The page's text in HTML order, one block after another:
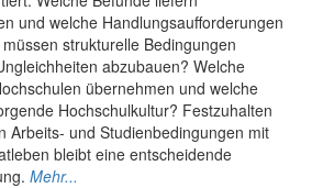
und welche Handlungsaufforderungen
strukturelle Bedingungen
abzubauen? Welche
übernehmen und welche
Hochschulkultur? Festzuhalten
Arbeits- und Studienbedingungen mit
bleibt eine entscheidende
Mehr...